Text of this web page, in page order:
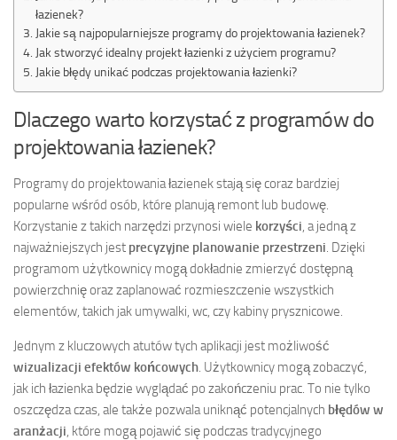
łazienek?
Jakie są najpopularniejsze programy do projektowania łazienek?
Jak stworzyć idealny projekt łazienki z użyciem programu?
Jakie błędy unikać podczas projektowania łazienki?
Dlaczego warto korzystać z programów do
projektowania łazienek?
Programy do projektowania łazienek stają się coraz bardziej
popularne wśród osób, które planują remont lub budowę.
Korzystanie z takich narzędzi przynosi wiele korzyści, a jedną z
najważniejszych jest precyzyjne planowanie przestrzeni. Dzięki
programom użytkownicy mogą dokładnie zmierzyć dostępną
powierzchnię oraz zaplanować rozmieszczenie wszystkich
elementów, takich jak umywalki, wc, czy kabiny prysznicowe.
Jednym z kluczowych atutów tych aplikacji jest możliwość
wizualizacji efektów końcowych. Użytkownicy mogą zobaczyć,
jak ich łazienka będzie wyglądać po zakończeniu prac. To nie tylko
oszczędza czas, ale także pozwala uniknąć potencjalnych błędów w
aranżacji, które mogą pojawić się podczas tradycyjnego